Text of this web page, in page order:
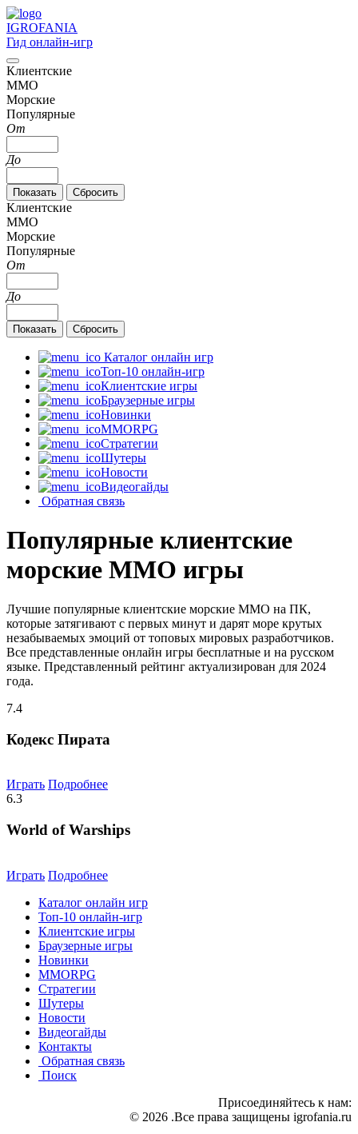
IGROFANIA
Гид онлайн-игр
Клиентские
MMO
Морские
Популярные
От
До
Клиентские
MMO
Морские
Популярные
От
До
Каталог онлайн игр
Топ-10 онлайн-игр
Клиентские игры
Браузерные игры
Новинки
MMORPG
Стратегии
Шутеры
Новости
Видеогайды
Обратная связь
Популярные клиентские
морские MMO игры
Лучшие популярные клиентские морские MMO на ПК,
которые затягивают с первых минут и дарят море крутых
незабываемых эмоций от топовых мировых разработчиков.
Все представленные онлайн игры бесплатные и на русском
языке. Представленный рейтинг актуализирован для 2024
года.
7.4
Кодекс Пирата
Играть Подробнее
6.3
World of Warships
Играть Подробнее
Каталог онлайн игр
Топ-10 онлайн-игр
Клиентские игры
Браузерные игры
Новинки
MMORPG
Стратегии
Шутеры
Новости
Видеогайды
Контакты
Обратная связь
Поиск
Присоединяйтесь к нам:
© 2026 .Все права защищены igrofania.ru